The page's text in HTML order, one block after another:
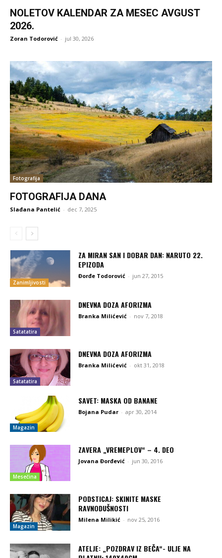
NOLETOV KALENDAR ZA MESEC AVGUST
2026.
Zoran Todorović - jul 30, 2026
Fotografija
FOTOGRAFIJA DANA
Slađana Pantelić - dec 7, 2025
Zanimljivosti
ZA MIRAN SAN I DOBAR DAN: NARUTO 22.
EPIZODA
Đorđe Todorović - jun 27, 2015
Satatatira
DNEVNA DOZA AFORIZMA
Branka Milićević - nov 7, 2018
Satatatira
DNEVNA DOZA AFORIZMA
Branka Milićević - okt 31, 2018
Magazin
SAVET: MASKA OD BANANE
Bojana Pudar - apr 30, 2014
Mesečina
ZAVERA „VREMEPLOV“ – 4. DEO
Jovana Đorđević - jun 30, 2016
Magazin
PODSTICAJ: SKINITE MASKE
RAVNODUŠNOSTI
Milena Milikić - nov 25, 2016
ATELJE: „POZDRAV IZ BEČA“- ULJE NA